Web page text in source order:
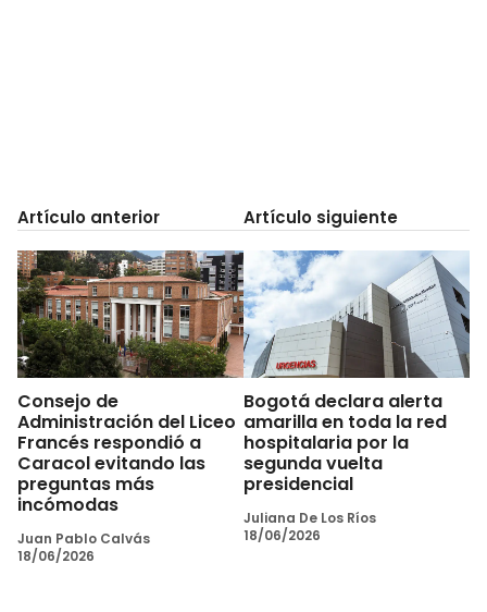
Artículo anterior
Consejo de
Administración del Liceo
Francés respondió a
Caracol evitando las
preguntas más
incómodas
Juan Pablo Calvás
18/06/2026
Artículo siguiente
Bogotá declara alerta
amarilla en toda la red
hospitalaria por la
segunda vuelta
presidencial
Juliana De Los Ríos
18/06/2026